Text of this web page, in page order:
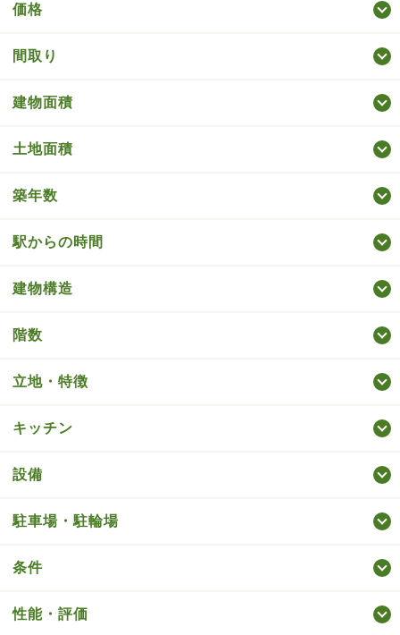
価格
間取り
建物面積
土地面積
築年数
駅からの時間
建物構造
階数
立地・特徴
キッチン
設備
駐車場・駐輪場
条件
性能・評価